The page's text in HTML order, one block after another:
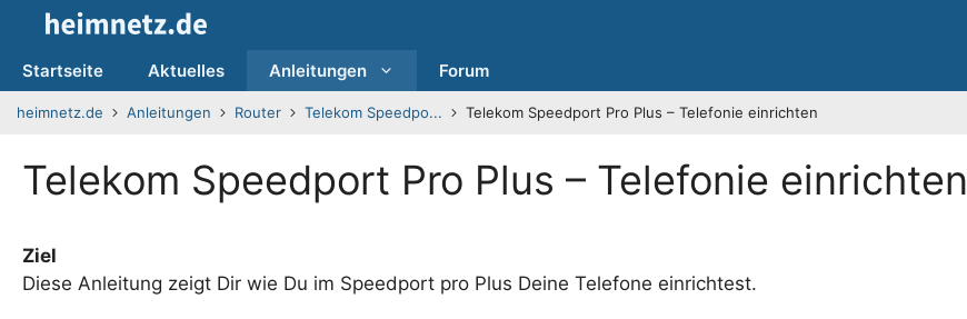
Inhalt
springen
Startseite Aktuelles Anleitungen Forum
heimnetz.de Anleitungen Router Telekom Speedpo... Telekom Speedport Pro Plus – Telefonie einrichten
Telekom Speedport Pro Plus – Telefonie einrichten
Ziel
Diese Anleitung zeigt Dir wie Du im Speedport pro Plus Deine Telefone einrichtest.